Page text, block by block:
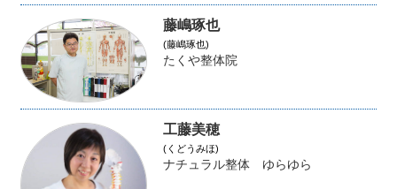
藤嶋琢也
(藤嶋琢也)
たくや整体院
工藤美穂
(くどうみほ)
ナチュラル整体 ゆらゆら